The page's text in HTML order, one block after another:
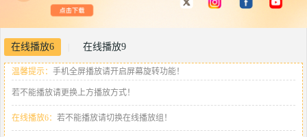
在线播放6 在线播放9
温馨提示： 手机全屏播放请开启屏幕旋转功能！
若不能播放请更换上方播放方式！
在线播放6： 若不能播放请切换在线播放组！